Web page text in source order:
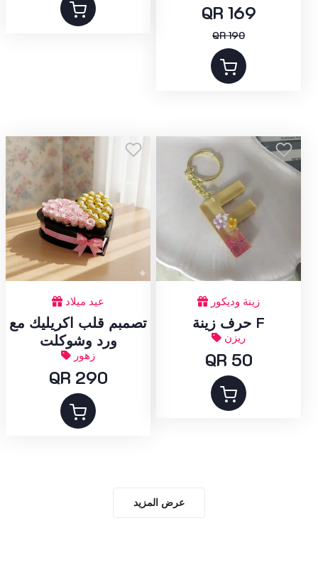
QR 169
QR 190
عيد ميلاد
تصمبم قلب اكريليك مع
ورد وشوكلت
زهور
QR 290
زينة وديكور
حرف زينة F
ريزن
QR 50
عرض المزيد